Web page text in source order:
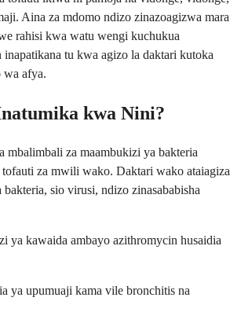
Aina za mdomo ndizo zinazoagizwa mara
rahisi kwa watu wengi kuchukua
tu kwa agizo la daktari kutoka
wa afya.
kwa Nini?
mbalimbali za maambukizi ya bakteria
tofauti za mwili wako. Daktari wako ataiagiza
sio virusi, ndizo zinasababisha
ya kawaida ambayo azithromycin husaidia
ya upumuaji kama vile bronchitis na